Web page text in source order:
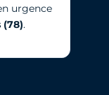
urgence
(78).